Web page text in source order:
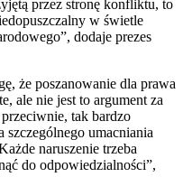
przez stronę konfliktu, to
w świetle
dodaje prezes
że poszanowanie dla prawa
ale nie jest to argument za
tak bardzo
szczególnego umacniania
naruszenie trzeba
do odpowiedzialności”,